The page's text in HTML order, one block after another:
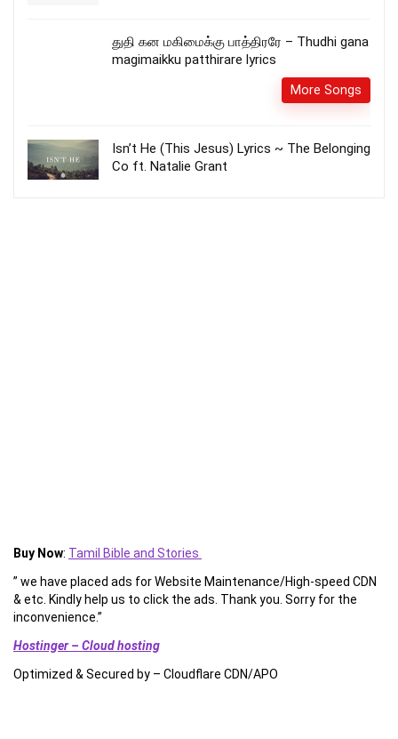
துதி கன மகிமைக்கு பாத்திரரே – Thudhi gana
magimaikku patthirare lyrics
More Songs
Isn’t He (This Jesus) Lyrics ~ The Belonging
Co ft. Natalie Grant
Buy Now: Tamil Bible and Stories
” we have placed ads for Website Maintenance/High-speed CDN
& etc. Kindly help us to click the ads. Thank you. Sorry for the
inconvenience.”
Hostinger – Cloud hosting
Optimized & Secured by – Cloudflare CDN/APO